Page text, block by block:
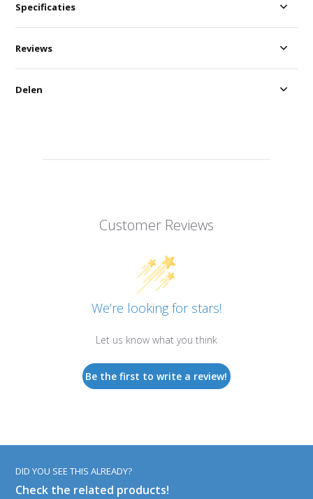
Specificaties
Customer Reviews
We’re looking for stars!
Let us know what you think
Be the first to write a review!
Reviews
Delen
DID YOU SEE THIS ALREADY?
Check the related products!